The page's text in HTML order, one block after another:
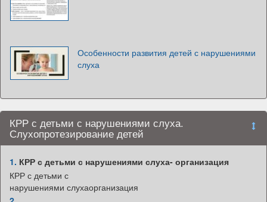
Особенности развития детей с нарушениями
слуха
КРР с детьми с нарушениями слуха.
Слухопротезирование детей
1. КРР с детьми с нарушениями слуха- организация
КРР с детьми с
нарушениями слухаорганизация